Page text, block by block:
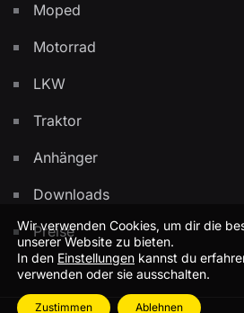
Moped
Motorrad
LKW
Traktor
Anhänger
Downloads
Preise
Wir verwenden Cookies, um dir die
unserer Website zu bieten.
In den Einstellungen kannst du
verwenden oder sie ausschalten.
Zustimmen Ablehnen